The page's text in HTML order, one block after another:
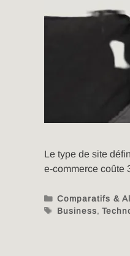
Le type de site
e-commerce coûte
Comparatifs &
Business,